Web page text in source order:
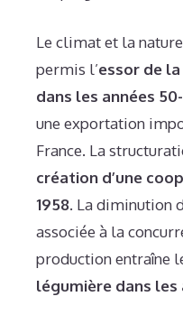
Le climat et la
permis l’essor de
dans les années
une exportation
France. La
création d’une
1958. La diminution
associée à la
production entraîne
légumière dans les